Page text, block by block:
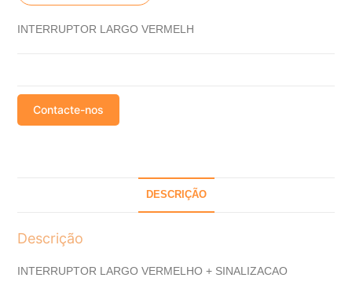
INTERRUPTOR LARGO VERMELH
Contacte-nos
DESCRIÇÃO
Descrição
INTERRUPTOR LARGO VERMELHO + SINALIZACAO